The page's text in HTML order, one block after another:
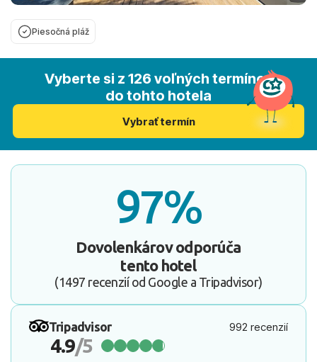
Piesočná pláž
Vyberte si z 126 voľných termínov
do tohto hotela
Vybrať termín
97%
Dovolenkárov odporúča
tento hotel
(1497 recenzií od Google a Tripadvisor)
Tripadvisor 992 recenzií
4.9/5